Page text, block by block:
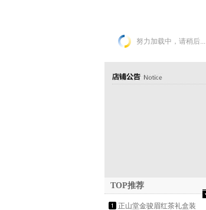
努力加载中，请稍后...
TOP推荐
正山堂金骏眉红茶礼盒装